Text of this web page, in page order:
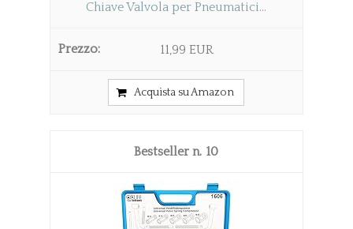
Chiave Valvola per Pneumatici...
11,99 EUR
Acquista su Amazon
10